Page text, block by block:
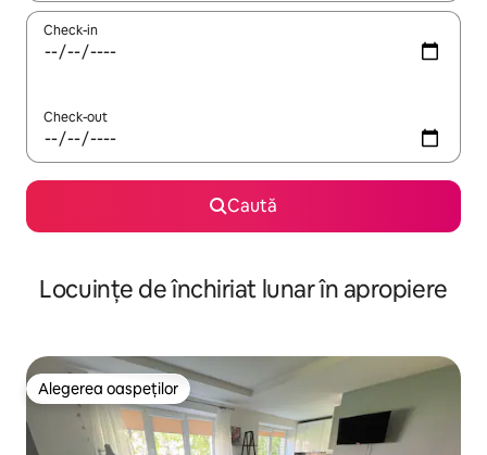
Check-in
Check-out
Caută
Locuințe de închiriat lunar în apropiere
Alegerea oaspeților
Alegerea oaspeților